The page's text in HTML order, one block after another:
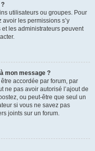
?
utilisateurs ou groupes. Pour
avoir les permissions s’y
les administrateurs peuvent
mon message ?
accordée par forum, par
ne pas avoir autorisé l’ajout de
ou peut-être que seul un
si vous ne savez pas
joints sur un forum.